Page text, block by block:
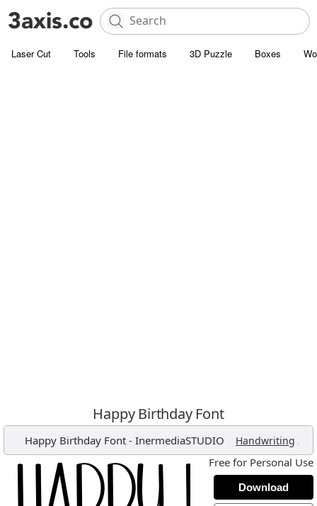
Laser Cut Tools File formats 3D Puzzle Boxes
Happy Birthday Font
Happy Birthday Font- InermediaSTUDIO Handwriting ,
Free for Personal Use
Download